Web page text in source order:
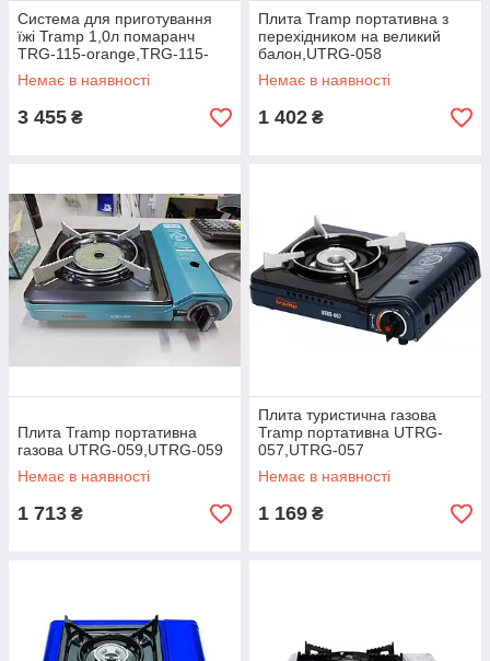
Система для приготування
їжі Tramp 1,0л помаранч
TRG-115-orange,TRG-115-
orange
Немає в наявності
3 455 ₴
Плита Tramp портативна з
перехідником на великий
балон,UTRG-058
Немає в наявності
1 402 ₴
Плита Tramp портативна
газова UTRG-059,UTRG-059
Немає в наявності
1 713 ₴
Плита туристична газова
Tramp портативна UTRG-
057,UTRG-057
Немає в наявності
1 169 ₴